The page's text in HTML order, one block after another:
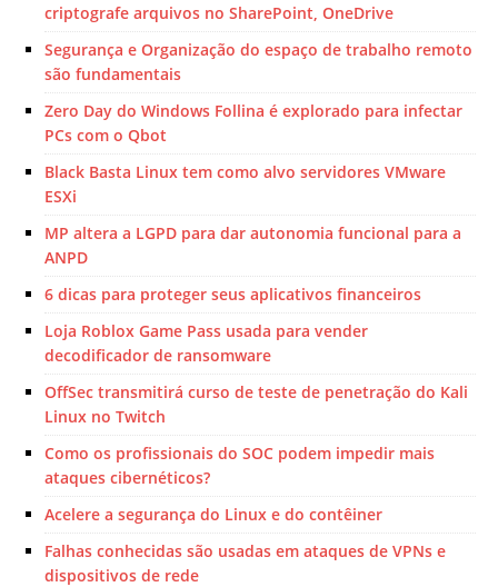
criptografe arquivos no SharePoint, OneDrive
Segurança e Organização do espaço de trabalho remoto
são fundamentais
Zero Day do Windows Follina é explorado para infectar
PCs com o Qbot
Black Basta Linux tem como alvo servidores VMware
ESXi
MP altera a LGPD para dar autonomia funcional para a
ANPD
6 dicas para proteger seus aplicativos financeiros
Loja Roblox Game Pass usada para vender
decodificador de ransomware
OffSec transmitirá curso de teste de penetração do Kali
Linux no Twitch
Como os profissionais do SOC podem impedir mais
ataques cibernéticos?
Acelere a segurança do Linux e do contêiner
Falhas conhecidas são usadas em ataques de VPNs e
dispositivos de rede